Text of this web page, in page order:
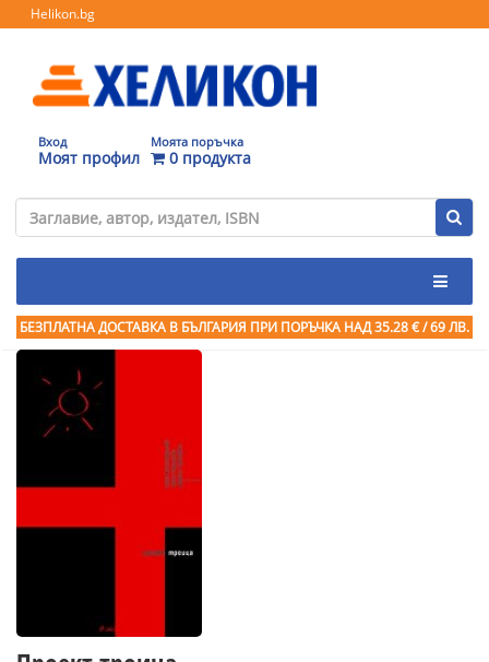
Helikon.bg
Вход
Моят профил
Моята поръчка
0 продукта
БЕЗПЛАТНА ДОСТАВКА В БЪЛГАРИЯ ПРИ ПОРЪЧКА НАД 35.28 € / 69 ЛВ.